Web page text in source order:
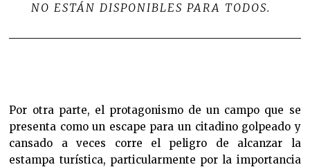
NO ESTÁN DISPONIBLES PARA TODOS.
Por otra parte, el protagonismo de un campo que se
presenta como un escape para un citadino golpeado y
cansado a veces corre el peligro de alcanzar la
estampa turística, particularmente por la importancia